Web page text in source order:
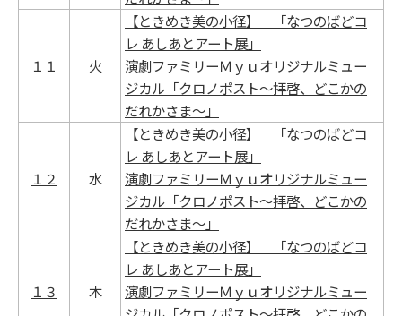
１１ 火
【ときめき美の小径】 「なつのばどコ
レ あしあとアート展」
演劇ファミリーＭｙｕオリジナルミュー
ジカル「クロノポスト～拝啓、どこかの
だれかさま～」
１２ 水
【ときめき美の小径】 「なつのばどコ
レ あしあとアート展」
演劇ファミリーＭｙｕオリジナルミュー
ジカル「クロノポスト～拝啓、どこかの
だれかさま～」
１３ 木
【ときめき美の小径】 「なつのばどコ
レ あしあとアート展」
演劇ファミリーＭｙｕオリジナルミュー